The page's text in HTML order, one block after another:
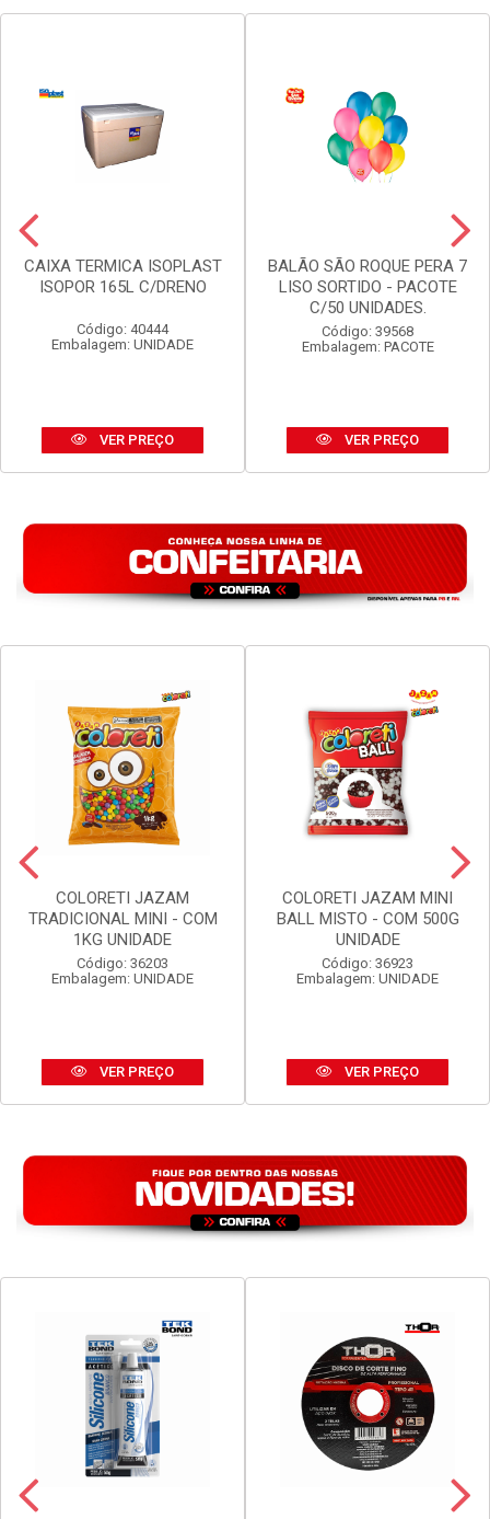
CAIXA TERMICA ISOPLAST
ISOPOR 165L C/DRENO
Código: 40444
Embalagem: UNIDADE
VER PREÇO
BALÃO SÃO ROQUE PERA 7
LISO SORTIDO - PACOTE
C/50 UNIDADES.
Código: 39568
Embalagem: PACOTE
VER PREÇO
COLORETI JAZAM
TRADICIONAL MINI - COM
1KG UNIDADE
Código: 36203
Embalagem: UNIDADE
VER PREÇO
COLORETI JAZAM MINI
BALL MISTO - COM 500G
UNIDADE
Código: 36923
Embalagem: UNIDADE
VER PREÇO